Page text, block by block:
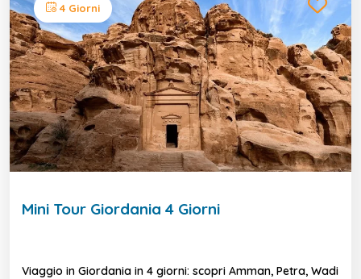
4 Giorni
Mini Tour Giordania 4 Giorni
Viaggio in Giordania in 4 giorni: scopri Amman, Petra, Wadi